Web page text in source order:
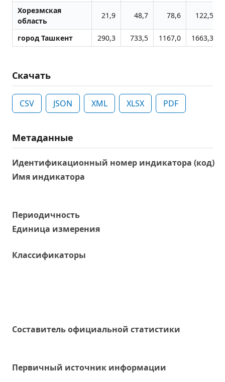
Хорезмская
область
21,9 48,7 78,6 122,5
город Ташкент 290,3 733,5 1167,0 1663,3
Скачать
CSV JSON XML XLSX PDF
Метаданные
Идентификационный номер индикатора (код)
Имя индикатора
Периодичность
Единица измерения
Классификаторы
Составитель официальной статистики
Первичный источник информации